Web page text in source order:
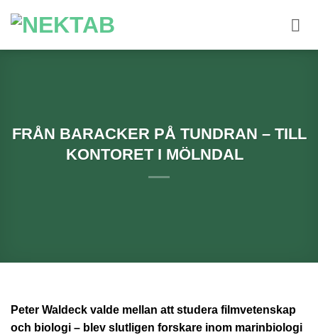
FRÅN BARACKER PÅ TUNDRAN – TILL
KONTORET I MÖLNDAL
Peter Waldeck valde mellan att studera filmvetenskap
och biologi – blev slutligen forskare inom marinbiologi